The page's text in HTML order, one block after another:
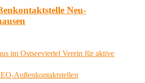
Neu-
im Ostseeviertel Verein für aktive
Außenkontaktstellen